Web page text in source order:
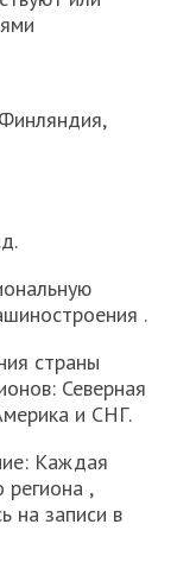
.
страны
Северная
и СНГ.
Каждая
региона ,
на записи в